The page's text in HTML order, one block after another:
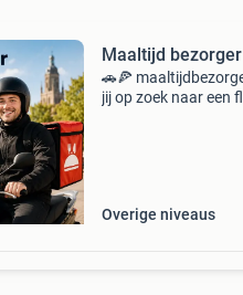
Maaltijd
🚗🍕
jij op zoek naar een
Overige niveaus